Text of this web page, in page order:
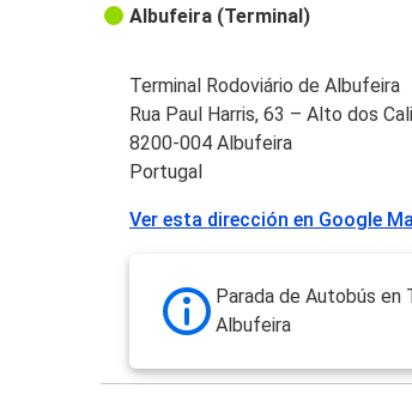
Albufeira (Terminal)
Terminal Rodoviário de Albufeira
Rua Paul Harris, 63 – Alto dos
8200-004 Albufeira
Portugal
Ver esta dirección en Google
Parada de Autobús en
Albufeira